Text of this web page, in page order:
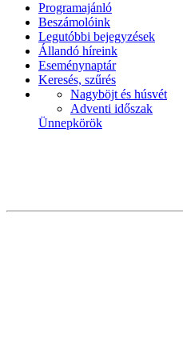
Programajánló
Beszámolóink
Legutóbbi bejegyzések
Állandó híreink
Eseménynaptár
Keresés, szűrés
Nagyböjt és húsvét
Adventi időszak
Ünnepkörök